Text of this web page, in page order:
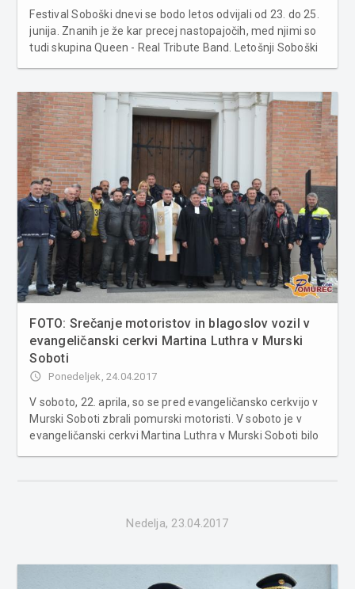
Festival Soboški dnevi se bodo letos odvijali od 23. do 25.
junija. Znanih je že kar precej nastopajočih, med njimi so
tudi skupina Queen - Real Tribute Band. Letošnji Soboški
Sobote...
FOTO: Srečanje motoristov in blagoslov vozil v
evangeličanski cerkvi Martina Luthra v Murski
Soboti
access_time Ponedeljek, 24.04.2017
V soboto, 22. aprila, so se pred evangeličansko cerkvijo v
Murski Soboti zbrali pomurski motoristi. V soboto je v
evangeličanski cerkvi Martina Luthra v Murski Soboti bilo
Nedelja, 23.04.2017